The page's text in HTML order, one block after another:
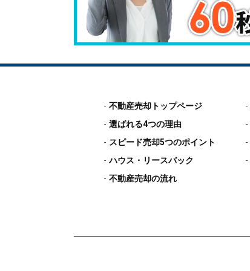
不動産売却トップページ
選ばれる4つの理由
スピード売却5つのポイント
ハウス・リースバック
不動産売却の流れ